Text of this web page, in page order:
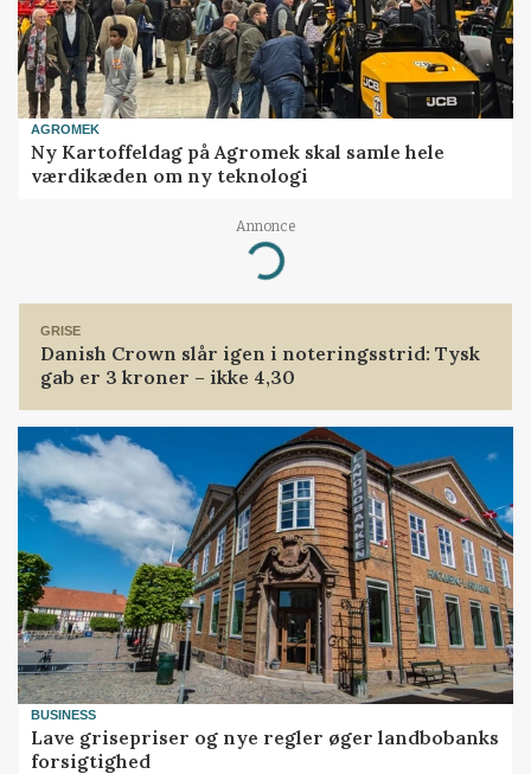
AGROMEK
Ny Kartoffeldag på Agromek skal samle hele
værdikæden om ny teknologi
Annonce
Loading...
GRISE
Danish Crown slår igen i noteringsstrid: Tysk
gab er 3 kroner – ikke 4,30
BUSINESS
Lave grisepriser og nye regler øger landbobanks
forsigtighed